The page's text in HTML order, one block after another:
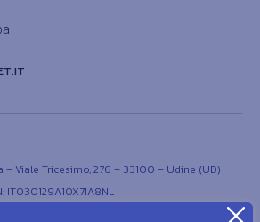
– Viale Tricesimo, 276 – 33100 – Udine (UD)
– CIN: IT030129A1OX7IA8NL